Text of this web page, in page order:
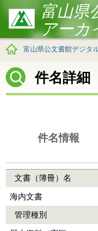
富山県
アーカ
富山県公文書館デジタ
件名詳細
件名情報
文書（簿冊）名
海内文書
管理種別